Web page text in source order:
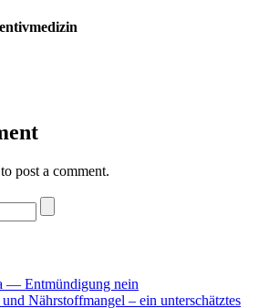
to post a comment.
— Entmündigung nein
Nährstoffmangel – ein unterschätztes